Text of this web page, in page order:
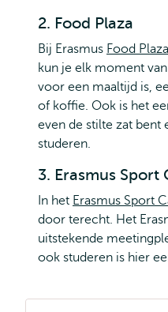
2. Food Plaza
Bij Erasmus Food Plaza
kun je elk moment
voor een maaltijd is,
of koffie. Ook is het
even de stilte zat bent
studeren.
3. Erasmus Sport
In het Erasmus Sport
door terecht. Het
uitstekende
ook studeren is hier